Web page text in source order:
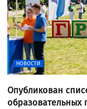
НОВОСТИ
Опубликован
образовательных